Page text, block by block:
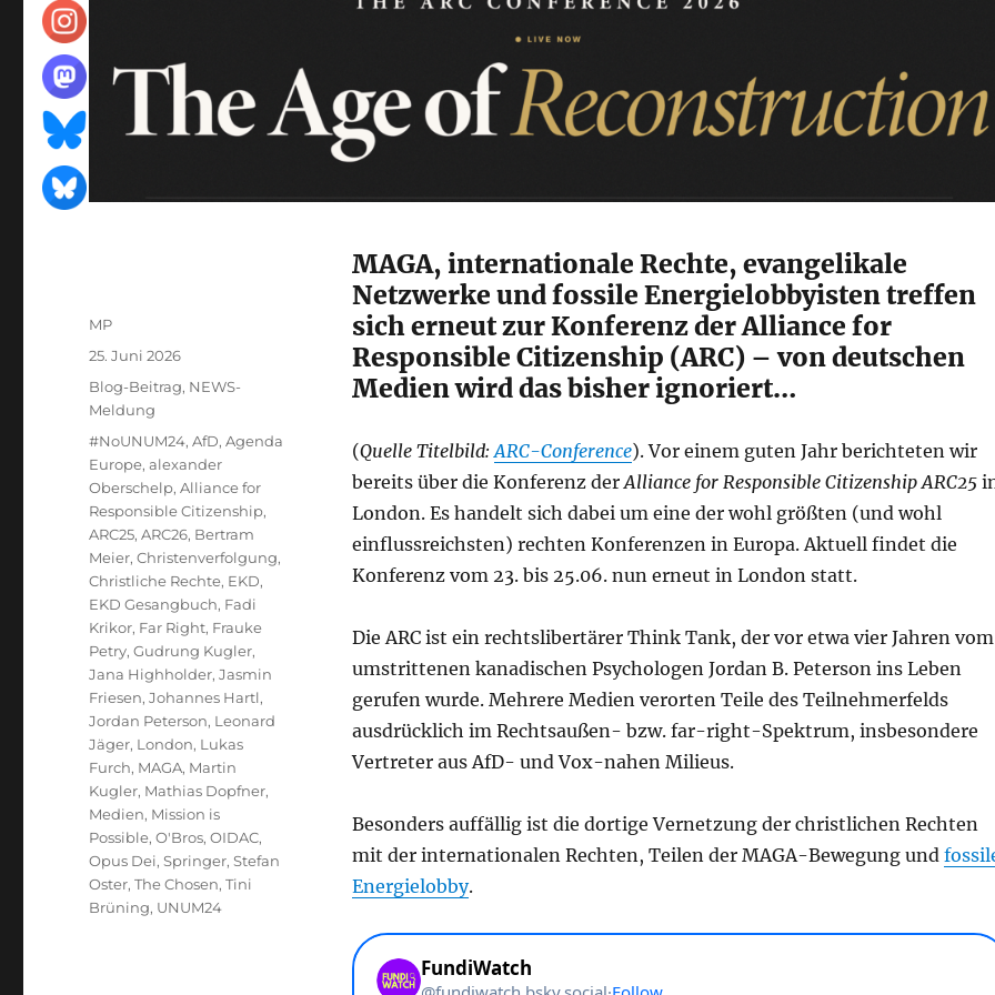
MAGA, internationale Rechte, evangelikale
Netzwerke und fossile Energielobbyisten treffen
sich erneut zur Konferenz der Alliance for
Responsible Citizenship (ARC) – von deutschen
Medien wird das bisher ignoriert…
(Quelle Titelbild:ARC-Conference). Vor einem guten Jahr berichteten wir
bereits über die Konferenz derAlliance for Responsible CitizenshipARC25
London. Es handelt sich dabei um eine der wohl größten (und wohl
einflussreichsten) rechten Konferenzen in Europa. Aktuell findet die
Konferenz vom 23. bis 25.06. nun erneut in London statt.
Die ARC ist ein rechtslibertärer Think Tank, der vor etwa vier Jahren vom
umstrittenen kanadischen Psychologen Jordan B. Peterson ins Leben
gerufen wurde. Mehrere Medien verorten Teile des Teilnehmerfelds
ausdrücklich im Rechtsaußen- bzw. far-right-Spektrum, insbesondere
Vertreter aus AfD- und Vox-nahen Milieus.
Besonders auffällig ist die dortige Vernetzung der christlichen Rechten
mit der internationalen Rechten, Teilen der MAGA-Bewegung und
Energielobby.
Autor
MP
Veröffentlicht
am
25. Juni 2026
Kategorien
Blog-Beitrag, NEWS-
Meldung
Schlagwörter
#NoUNUM24,AfD,Agenda
Europe,alexander
Oberschelp,Alliance for
Responsible Citizenship,
ARC25,ARC26, Bertram
Meier,Christenverfolgung,
Christliche Rechte, EKD,
EKD Gesangbuch, Fadi
Krikor, Far Right, Frauke
Petry,Gudrung Kugler,
Jana Highholder,Jasmin
Friesen,Johannes Hartl,
Jordan Peterson, Leonard
Jäger, London, Lukas
Furch, MAGA, Martin
Kugler, Mathias Dopfner,
Medien, Mission is
Possible,O'Bros,OIDAC,
Opus Dei,Springer,Stefan
Oster,The Chosen,Tini
Brüning, UNUM24